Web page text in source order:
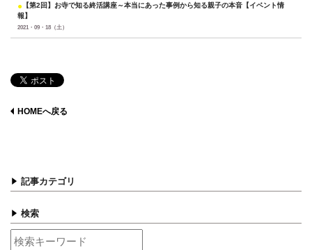
2021・09・18（土）
● 【第2回】お寺で知る終活講座～本当にあった事例から知る親子の本音【イベント情
報】
HOMEへ戻る
記事カテゴリ
検索